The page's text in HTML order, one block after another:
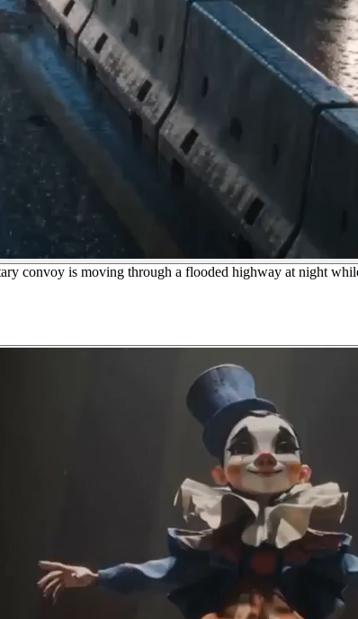
convoy is moving through a flooded highway at night